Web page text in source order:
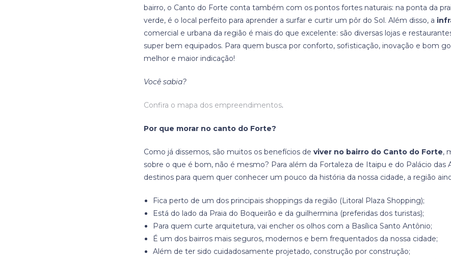
bairro, o Canto do Forte conta também com os pontos fortes naturais: na ponta da
verde, é o local perfeito para aprender a surfar e curtir um pôr do Sol. Além disso, a
comercial e urbana da região é mais do que excelente: são diversas lojas e
super bem equipados. Para quem busca por conforto, sofisticação, inovação e bom
melhor e maior indicação!
Você sabia?
Confira o mapa dos empreendimentos.
Por que morar no canto do Forte?
Como já dissemos, são muitos os benefícios de viver no bairro do Canto do Forte,
sobre o que é bom, não é mesmo? Para além da Fortaleza de Itaipu e do Palácio das
destinos para quem quer conhecer um pouco da história da nossa cidade, a região
Fica perto de um dos principais shoppings da região (Litoral Plaza Shopping);
Está do lado da Praia do Boqueirão e da guilhermina (preferidas dos turistas);
Para quem curte arquitetura, vai encher os olhos com a Basílica Santo Antônio;
É um dos bairros mais seguros, modernos e bem frequentados da nossa cidade;
Além de ter sido cuidadosamente projetado, construção por construção;